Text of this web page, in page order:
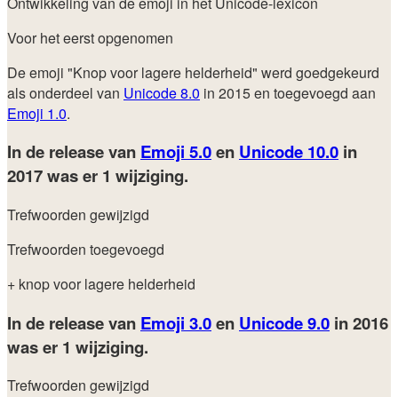
Voor het eerst opgenomen
De emoji "Knop voor lagere helderheid" werd goedgekeurd
als onderdeel van Unicode 8.0 in 2015 en toegevoegd aan
Emoji 1.0.
In de release van Emoji 5.0en Unicode 10.0 in
2017was er 1 wijziging.
Trefwoorden gewijzigd
Trefwoorden toegevoegd
+ knop voor lagere helderheid
In de release van Emoji 3.0en Unicode 9.0 in 2016
was er 1 wijziging.
Trefwoorden gewijzigd